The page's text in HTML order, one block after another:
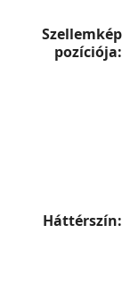
Szellemkép
pozíciója
Háttérszín